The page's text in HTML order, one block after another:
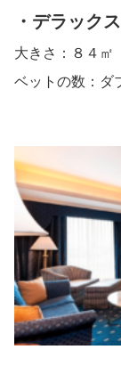
・デラック
大きさ：８４㎡
ベットの数：ダ